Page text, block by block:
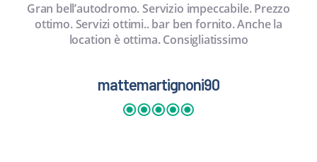
Gran bell’autodromo. Servizio impeccabile. Prezzo
ottimo. Servizi ottimi.. bar ben fornito. Anche la
location è ottima. Consigliatissimo
mattemartignoni90